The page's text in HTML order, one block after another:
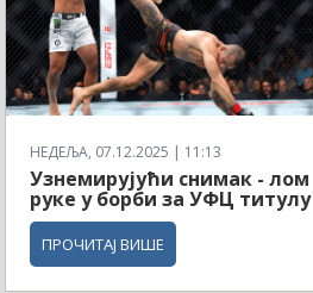
НЕДЕЉА, 07.12.2025 | 11:13
Узнемирујући снимак - лом
руке у борби за УФЦ титулу
ПРОЧИТАЈ ВИШЕ